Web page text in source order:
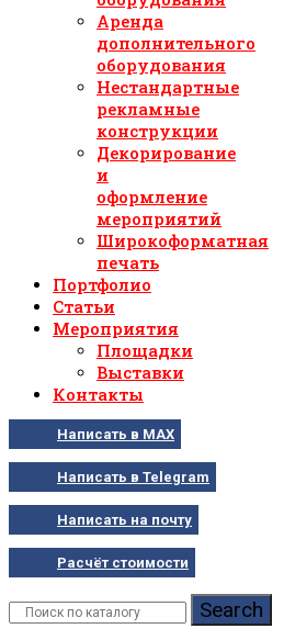
Аренда
дополнительного
оборудования
Нестандартные
рекламные
конструкции
Декорирование
и
оформление
мероприятий
Широкоформатная
печать
Портфолио
Статьи
Мероприятия
Площадки
Выставки
Контакты
Написать в MAX
Написать в Telegram
Написать на почту
Расчёт стоимости
Search